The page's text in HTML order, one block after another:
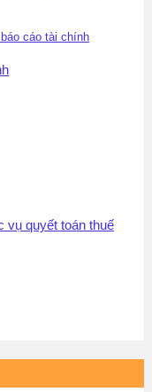
vụ quyết toán thuế